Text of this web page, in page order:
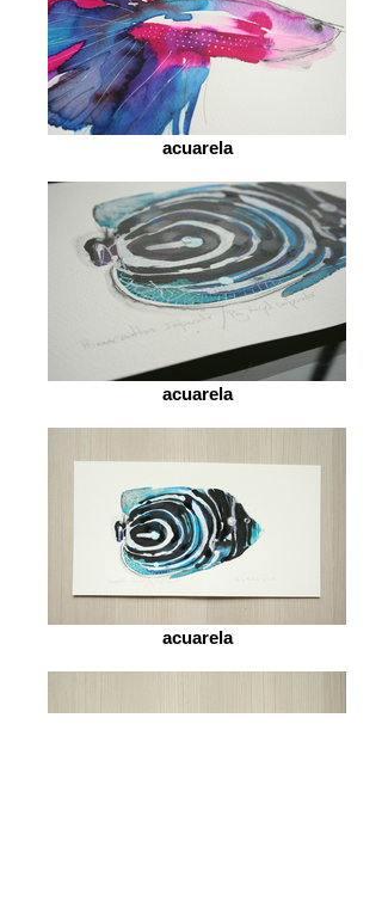
acuarela
acuarela
acuarela